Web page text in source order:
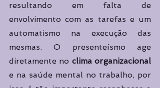
resultando em falta de
envolvimento com as tarefas e um
automatismo na execução das
mesmas. O presenteísmo age
diretamente no clima organizacional
e na saúde mental no trabalho, por